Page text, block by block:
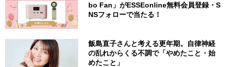
bo Fan」がESSEonline無料会員登録・S
NSフォローで当たる！
飯島直子さんと考える更年期。自律神経
の乱れからくる不調で「やめたこと・始
めたこと」